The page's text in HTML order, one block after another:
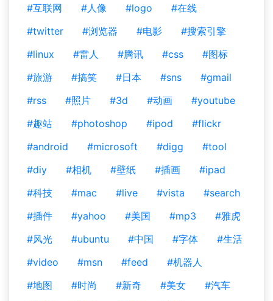
#互联网
#人像 #logo
#在线
#twitter
#浏览器 #电影
#搜索引擎
#linux
#雷人 #腾讯 #css
#图标
#旅游
#搞笑 #日本 #sns
#gmail
#rss
#照片 #3d #动画
#youtube
#趣站
#photoshop #ipod
#flickr
#android
#microsoft #digg
#tool
#diy
#相机 #壁纸 #插画
#ipad
#科技
#mac #live #vista
#search
#插件
#yahoo #美国 #mp3
#雅虎
#风光
#ubuntu #中国 #字体
#生活
#video
#msn #feed
#机器人
#地图
#时尚 #新奇 #美女
#汽车